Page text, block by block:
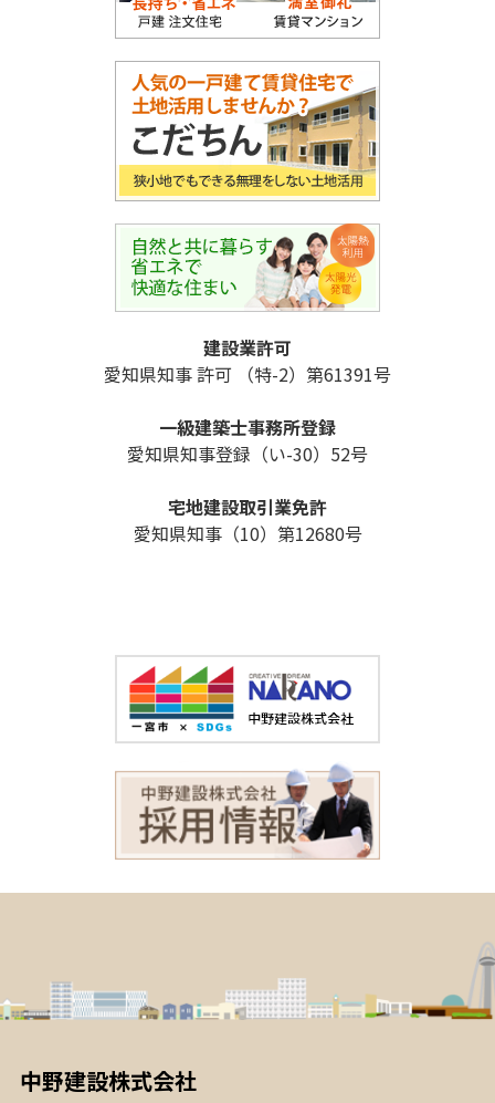
建設業許可
愛知県知事 許可 （特-2）第61391号
一級建築士事務所登録
愛知県知事登録（い-30）52号
宅地建設取引業免許
愛知県知事（10）第12680号
中野建設株式会社